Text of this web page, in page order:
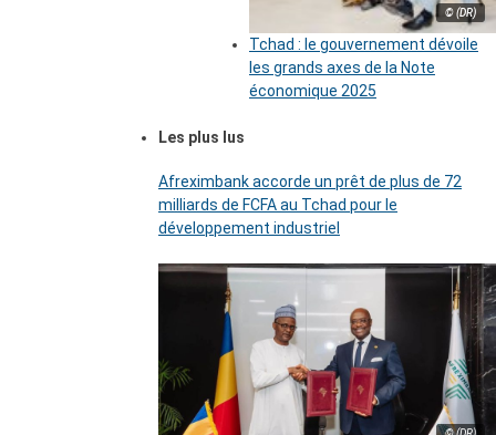
© (DR)
Tchad : le gouvernement dévoile
les grands axes de la Note
économique 2025
Les plus lus
Afreximbank accorde un prêt de plus de 72
milliards de FCFA au Tchad pour le
développement industriel